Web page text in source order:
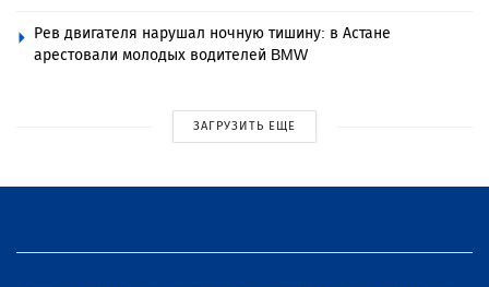
Рев двигателя нарушал ночную тишину: в Астане
арестовали молодых водителей BMW
ЗАГРУЗИТЬ ЕЩЕ